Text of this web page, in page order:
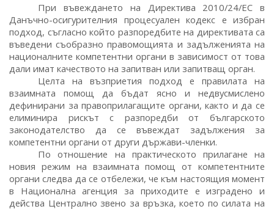
При въвеждането на Директива 2010/24/ЕС в
Данъчно-осигурителния процесуален кодекс е избран
подход, съгласно който разпоредбите на директивата са
въведени съобразно правомощията и задълженията на
националните компетентни органи в зависимост от това
дали имат качеството на запитван или запитващ орган.
Целта на възприетия подход е правилата на
взаимната помощ да бъдат ясно и недвусмислено
дефинирани за правоприлагащите органи, както и да се
елиминира рискът с разпоредби от българското
законодателство да се въвеждат задължения за
компетентни органи от други държави-членки.
По отношение на практическото прилагане на
новия режим на взаимната помощ от компетентните
органи следва да се отбележи, че към настоящия момент
в Национална агенция за приходите е изградено и
действа Централно звено за връзка, което по силата на